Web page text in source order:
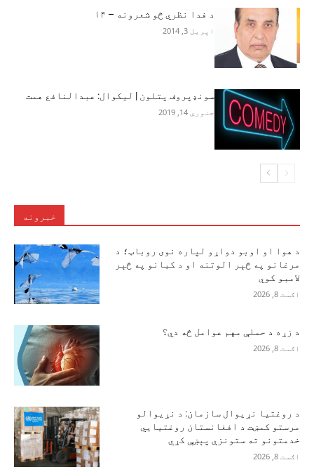
د فدا نظري څو شعرونه – ۱۴
اپریل 3, 2014
سونډپروف پتلون | لیکوال: عبدالنافع همت
جنوري 14, 2019
خبرونه
د هوا او اوبو دواړو لپاره نوی روباټ؛ د
مرغانو په څېر الوتنه او د کبانو په څېر
لامبو کوي
اګست 8, 2026
د زړه د حملې مهم عوامل څه دي؟
اګست 8, 2026
د روغتیا نړیوال سازمان: د نړیوالو
مرستو کمښت د افغانستان روغتیايي
خدمتونو ته ستونزې پېښې کړي
اګست 8, 2026